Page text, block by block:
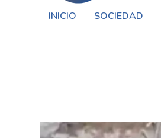
INICIO SOCIEDAD